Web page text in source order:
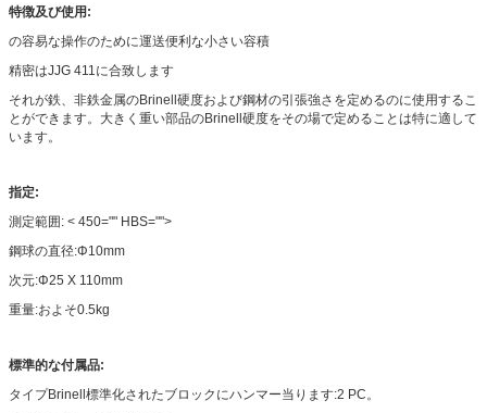
特徴及び使用:
の容易な操作のために運送便利な小さい容積
精密はJJG 411に合致します
それが鉄、非鉄金属のBrinell硬度および鋼材の引張強さを定めるのに使用するこ
とができます。大きく重い部品のBrinell硬度をその場で定めることは特に適して
います。
指定:
測定範囲: < 450="" HBS="">
鋼球の直径:Φ10mm
次元:Φ25 X 110mm
重量:およそ0.5kg
標準的な付属品:
タイプBrinell標準化されたブロックにハンマー当ります:2 PC。